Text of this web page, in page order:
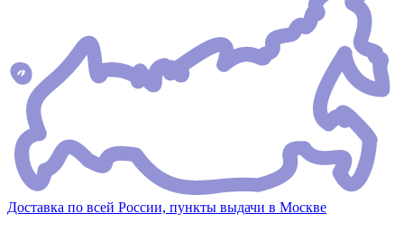
Доставка по всей России, пункты выдачи в Москве